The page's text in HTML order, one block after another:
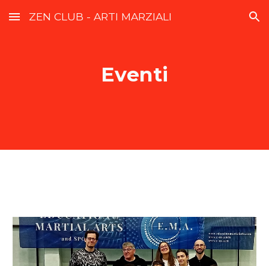
Skip to main content Skip to navigation
ZEN CLUB - ARTI MARZIALI
Eventi